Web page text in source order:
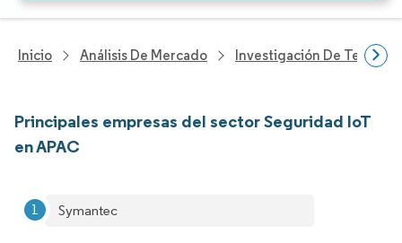
Inicio Análisis De Mercado Investigación De
Principales empresas del sector Seguridad IoT
en APAC
Symantec